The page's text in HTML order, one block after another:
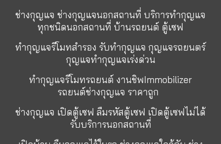
ช่างกุญแจ ช่างกุญแจนอกสถานที่ บริการทำกุญแจ
ทุกชนิดนอกสถานที่ บ้านรถยนต์ ตู้เซฟ
ทำกุญแจรีโมทสำรอง รับทำกุญแจ กุญแจรถยนตร์
กุญแจทำกุญแจเร่งด่วน
ทำกุญแจรีโมทรถยนต์ งานชิพImmobilizer
รถยนต์ช่างกุญแจ ราคาถูก
ช่างกุญแจ เปิดตู้เซฟ ลืมรหัสตู้เซฟ เปิดตู้เซฟไม่ได้
รับบริการนอกสถานที่